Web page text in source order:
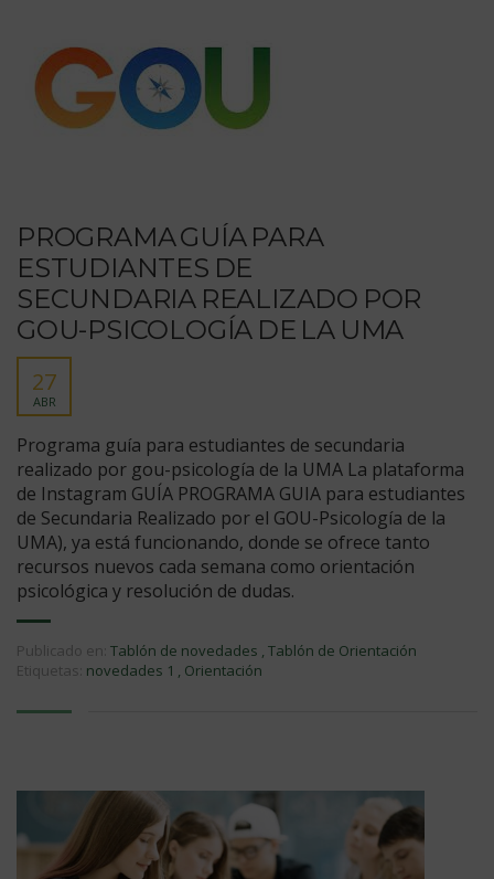
PROGRAMA GUÍA PARA
ESTUDIANTES DE
SECUNDARIA REALIZADO POR
GOU-PSICOLOGÍA DE LA UMA
27
ABR
Programa guía para estudiantes de secundaria
realizado por gou-psicología de la UMA La plataforma
de Instagram GUÍA PROGRAMA GUIA para estudiantes
de Secundaria Realizado por el GOU-Psicología de la
UMA), ya está funcionando, donde se ofrece tanto
recursos nuevos cada semana como orientación
psicológica y resolución de dudas.
Publicado en: Tablón de novedades , Tablón de Orientación
Etiquetas:
novedades 1 , Orientación